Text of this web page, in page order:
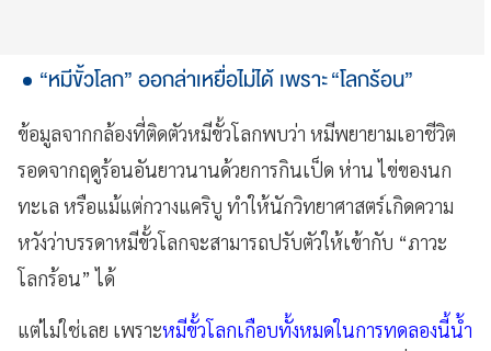
“หมีขั้วโลก” ออกล่าเหยื่อไม่ได้ เพราะ “โลกร้อน”
ข้อมูลจากกล้องที่ติดตัวหมีขั้วโลกพบว่า หมีพยายามเอาชีวิต
รอดจากฤดูร้อนอันยาวนานด้วยการกินเป็ด ห่าน ไข่ของนก
ทะเล หรือแม้แต่กวางแคริบู ทำให้นักวิทยาศาสตร์เกิดความ
หวังว่าบรรดาหมีขั้วโลกจะสามารถปรับตัวให้เข้ากับ “ภาวะ
โลกร้อน” ได้
แต่ไม่ใช่เลย เพราะหมีขั้วโลกเกือบทั้งหมดในการทดลองนี้น้ำ